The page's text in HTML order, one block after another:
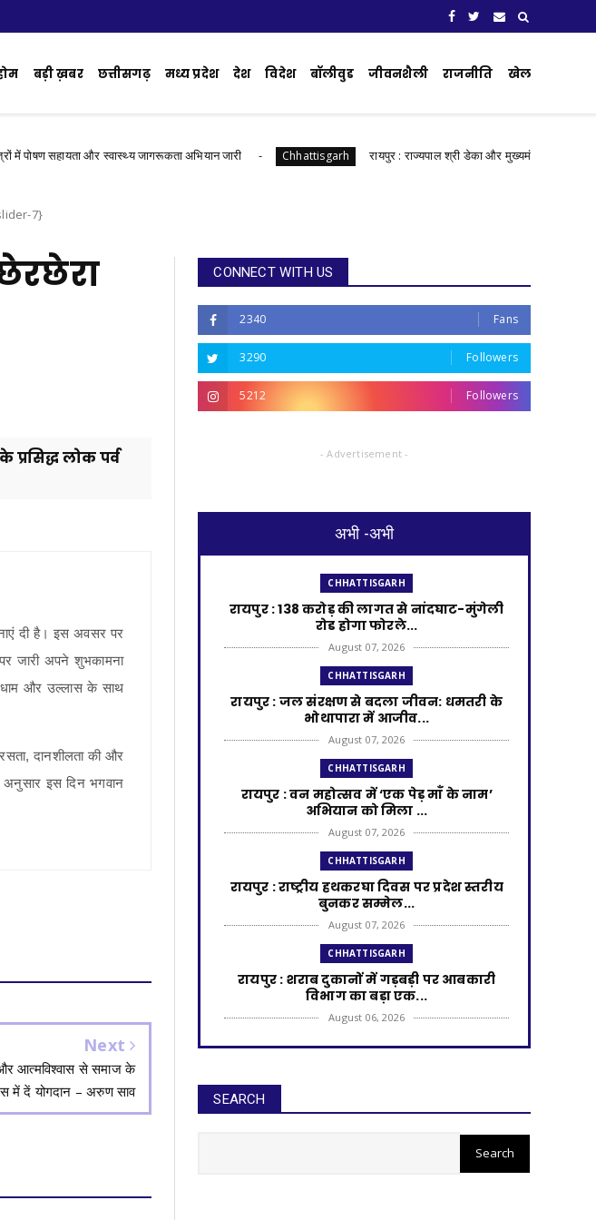
बड़ी ख़बर छत्तीसगढ़ मध्य प्रदेश देश विदेश बॉलीवुड जीवनशैली राजनीति खेल
सहायता और स्वास्थ्य जागरूकता अभियान जारी Chhattisgarh रायपुर : राज्यपाल श्री डेका और मुख्यमंत्री श्री साय की
7}
प्रसिद्ध लोक पर्व
दी है। इस अवसर पर
जारी अपने शुभकामना
और उल्लास के साथ
दानशीलता की और
अनुसार इस दिन भगवान
Next
आत्मविश्वास से समाज के
में दें योगदान – अरुण साव
CONNECT WITH US
2340 Fans
3290 Followers
5212 Followers
- Advertisement -
अभी -अभी
CHHATTISGARH
रायपुर : 138 करोड़ की लागत से नांदघाट-मुंगेली
रोड होगा फोरले...
August 07, 2026
CHHATTISGARH
रायपुर : जल संरक्षण से बदला जीवन: धमतरी के
भोथापारा में आजीव...
August 07, 2026
CHHATTISGARH
रायपुर : वन महोत्सव में ‘एक पेड़ माँ के नाम’
अभियान को मिला ...
August 07, 2026
CHHATTISGARH
रायपुर : राष्ट्रीय हथकरघा दिवस पर प्रदेश स्तरीय
बुनकर सम्मेल...
August 07, 2026
CHHATTISGARH
रायपुर : शराब दुकानों में गड़बड़ी पर आबकारी
विभाग का बड़ा एक...
August 06, 2026
CHHATTISGARH
August 06, 2026
SEARCH
रायपुर : आरसीसी नालियों के निर्माण